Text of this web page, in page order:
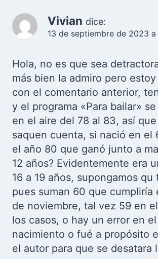
Vivian dice:
13 de septiembre de 2023 a
Hola, no es que sea
más bien la admiro pero
con el comentario anterior,
y el programa «Para bailar»
en el aire del 78 al 83, así
saquen cuenta, si nació en el
el año 80 que ganó junto a
12 años? Evidentemente era
16 a 19 años, supongamos qu
pues suman 60 que cumpliría
de noviembre, tal vez 59 en
los casos, o hay un error en
nacimiento o fué a propósito
el autor para que se desatara